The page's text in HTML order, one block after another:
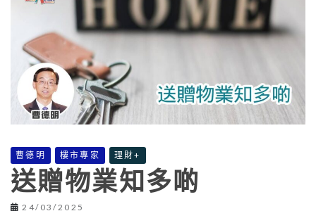
曹德明 樓市專家 理財+
送贈物業知多啲
24/03/2025